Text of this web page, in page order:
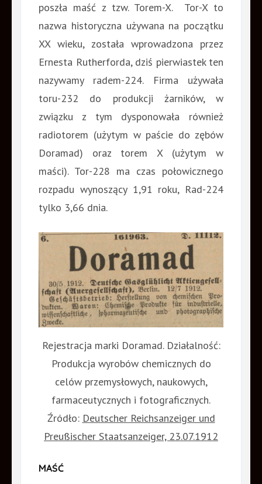
poszła maść z tzw. Torem-X. Tor-X to
nazwa historyczna używana na początku
XX wieku, została wprowadzona przez
Ernesta Rutherforda, dziś pierwiastek ten
nazywamy radem-224. Firma używała
toru-232 do produkcji żarników, w
związku z tym dysponowała również
radiotorem (użytym w paście do zębów
Doramad) oraz torem X (użytym w
maści). Tor-228 ma czas połowicznego
rozpadu wynoszący 1,91 roku, Rad-224
tylko 3,66 dnia.
Rejestracja marki Doramad. Działalność:
Produkcja wyrobów chemicznych do
celów przemysłowych, naukowych,
farmaceutycznych i fotograficznych.
Źródło: Deutscher Reichsanzeiger und
Preußischer Staatsanzeiger, 23.07.1912
MAŚĆ